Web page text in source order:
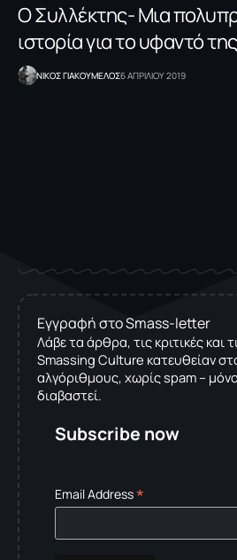
Ο Συλλέκτης- Μια
ιστορία για το υφαντό
NΙΚΟΣ ΓΙΑΚΟΥΜΕΛΟΣ6 ΑΠΡΙΛΙΟΥ 2019
Εγγραφή στο Smass-letter
Λάβε τα άρθρα, τις κριτικές και
Smassing Culture κατευθείαν
αλγόριθμους, χωρίς spam – μόνο
διαβαστεί.
Subscribe now
Email Address*